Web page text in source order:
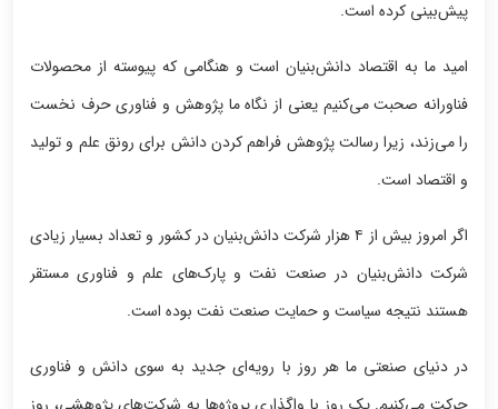
پیش‌بینی کرده است.
امید ما به اقتصاد دانش‌بنیان است و هنگامی که پیوسته از محصولات
فناورانه صحبت می‌کنیم یعنی از نگاه ما پژوهش و فناوری حرف نخست
را می‌زند، زیرا رسالت پژوهش فراهم کردن دانش برای رونق علم و تولید
و اقتصاد است.
اگر امروز بیش از ۴ هزار شرکت دانش‌بنیان در کشور و تعداد بسیار زیادی
شرکت دانش‌بنیان در صنعت نفت و پارک‌های علم و فناوری مستقر
هستند نتیجه سیاست و حمایت صنعت نفت بوده است.
در دنیای صنعتی ما هر روز با رویه‌ای جدید به سوی دانش و فناوری